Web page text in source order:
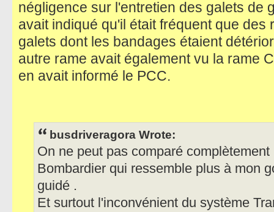
négligence sur l'entretien des galets de
avait indiqué qu'il était fréquent que des
galets dont les bandages étaient
autre rame avait également vu la rame
en avait informé le PCC.
busdriveragora Wrote:
On ne peut pas comparé
Bombardier qui ressemble plus à mon
guidé .
Et surtout l'inconvénient du système